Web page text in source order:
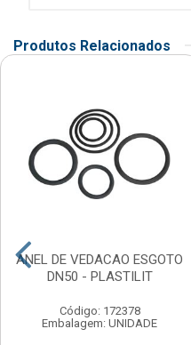
Produtos Relacionados
ANEL DE VEDACAO ESGOTO
DN50 - PLASTILIT
Código: 172378
Embalagem: UNIDADE